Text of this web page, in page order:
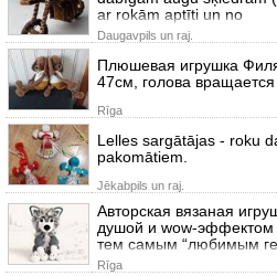
ar rokām aptīti un no
Daugavpils un raj.
Плюшевая игрушка
47см, голова вращается
Rīga
Lelles sargātājas - roku
pakomātiem.
Jēkabpils un raj.
Авторская вязаная
душой и wow-эффектом
тем самым “любимым
Rīga